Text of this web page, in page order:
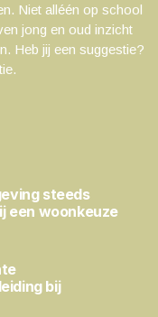
Niet alléén op school
jong en oud inzicht
Heb jij een suggestie?
steeds
een woonkeuze
bij